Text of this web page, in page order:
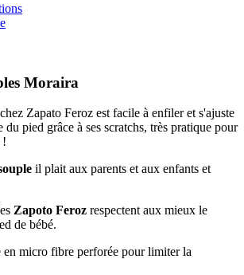
Moraira
Zapato Feroz est facile à enfiler et s'ajuste
pied grâce à ses scratchs, très pratique pour
!
il plait aux parents et aux enfants et
Zapoto Feroz respectent aux mieux le
de bébé.
micro fibre perforée pour limiter la